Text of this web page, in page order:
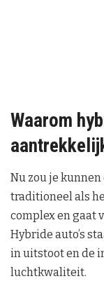
Waarom
Nu zou je
traditioneel als
complex en gaat
Hybride auto’s
in uitstoot en de
luchtkwaliteit.